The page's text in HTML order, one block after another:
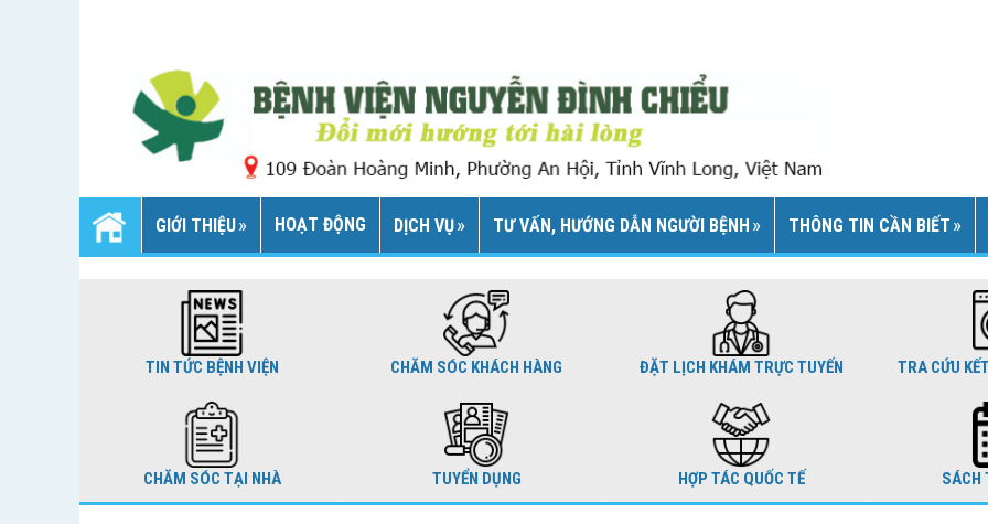
GIỚI THIỆU HOẠT ĐỘNG DỊCH VỤ TƯ VẤN, HƯỚNG DẪN NGƯỜI BỆNH THÔNG TIN CẦN BIẾT
TIN TỨC BỆNH VIỆN CHĂM SÓC KHÁCH HÀNG ĐẶT LỊCH KHÁM TRỰC TUYẾN TRA CỨU
CHĂM SÓC TẠI NHÀ TUYỂN DỤNG HỢP TÁC QUỐC TẾ SÁCH